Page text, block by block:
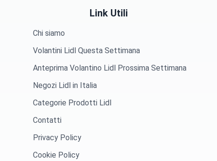
Link Utili
Chi siamo
Volantini Lidl Questa Settimana
Anteprima Volantino Lidl Prossima Settimana
Negozi Lidl in Italia
Categorie Prodotti Lidl
Contatti
Privacy Policy
Cookie Policy